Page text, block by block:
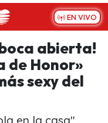
EN VIVO
abierta!
de Honor»
sexy del
en la casa",